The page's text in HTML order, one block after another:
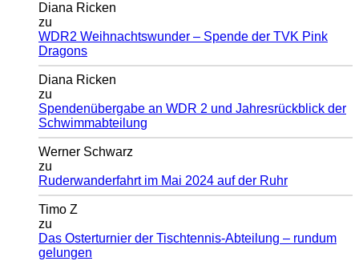
Diana Ricken
zu
WDR2 Weihnachtswunder – Spende der TVK Pink
Dragons
Diana Ricken
zu
Spendenübergabe an WDR 2 und Jahresrückblick der
Schwimmabteilung
Werner Schwarz
zu
Ruderwanderfahrt im Mai 2024 auf der Ruhr
Timo Z
zu
Das Osterturnier der Tischtennis-Abteilung – rundum
gelungen